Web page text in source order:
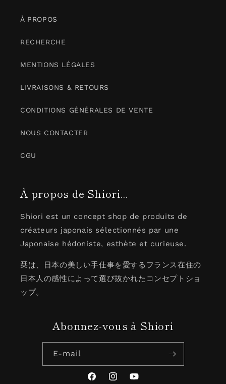
À PROPOS
RECHERCHE
MENTIONS LÉGALES
LIVRAISONS & RETOURS
CONDITIONS GÉNÉRALES DE VENTE
NOUS CONTACTER
CGU
À propos de Shiori...
Shiori est un concept shop de produits de
créateurs japonais sélectionnés par une
Japonaise hédoniste, esthète et curieuse.
栞は、日本の美しい手仕事を愛するフランス在住の
日本人の感性によって選び抜かれたコンセプトショ
ップ。
Abonnez-vous à Shiori
E-mail
FacebookInstagramYouTube